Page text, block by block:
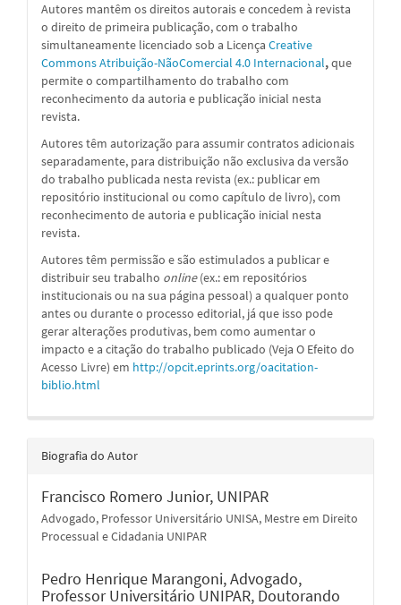
Autores mantêm os direitos autorais e concedem à revista
o direito de primeira publicação, com o trabalho
simultaneamente licenciado sob a Licença Creative
Commons Atribuição-NãoComercial 4.0 Internacional,que
permite o compartilhamento do trabalho com
reconhecimento da autoria e publicação inicial nesta
revista.
Autores têm autorização para assumir contratos adicionais
separadamente, para distribuição não exclusiva da versão
do trabalho publicada nesta revista (ex.: publicar em
repositório institucional ou como capítulo de livro), com
reconhecimento de autoria e publicação inicial nesta
revista.
Autores têm permissão e são estimulados a publicar e
distribuir seu trabalho online(ex.: em repositórios
institucionais ou na sua página pessoal) a qualquer ponto
antes ou durante o processo editorial, já que isso pode
gerar alterações produtivas, bem como aumentar o
impacto e a citação do trabalho publicado (Veja O Efeito do
Acesso Livre) em http://opcit.eprints.org/oacitation-
biblio.html
Biografia do Autor
Francisco Romero Junior, UNIPAR
Advogado, Professor Universitário UNISA, Mestre em Direito
Processual e Cidadania UNIPAR
Pedro Henrique Marangoni,Advogado,
Professor Universitário UNIPAR, Doutorando